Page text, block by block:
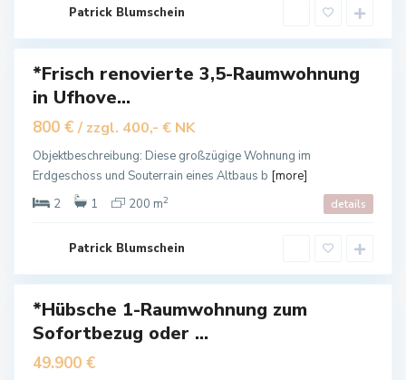
Patrick Blumschein
a
*Frisch renovierte 3,5-Raumwohnung
in Ufhove...
800 € / zzgl. 400,- € NK
Objektbeschreibung: Diese großzügige Wohnung im
Erdgeschoss und Souterrain eines Altbaus b [more]
2
1 200 m2 details
Patrick Blumschein
B
a
L
a
n
e
n
a
*Hübsche 1-Raumwohnung zum
Sofortbezug oder ...
49.900 €
B
a